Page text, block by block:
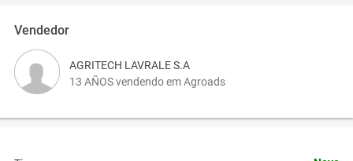
Vendedor
AGRITECH LAVRALE S.A
13 AÑOS vendendo em Agroads